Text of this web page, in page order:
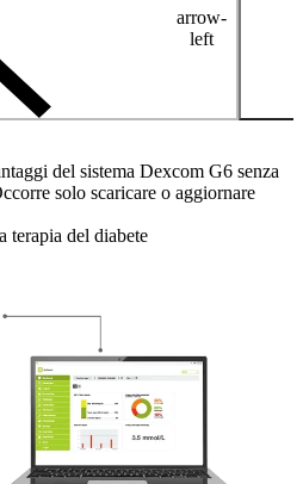
arrow-
left
del sistema Dexcom G6 senza
solo scaricare o aggiornare
terapia del diabete